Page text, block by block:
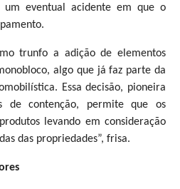
um eventual acidente em que o
trunfo a adição de elementos
algo que já faz parte da
Essa decisão, pioneira
de contenção, permite que os
levando em consideração
das propriedades”, frisa.